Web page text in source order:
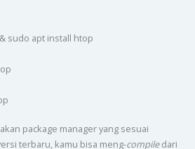
sudo apt install htop
package manager yang sesuai
terbaru, kamu bisa meng-compiledari